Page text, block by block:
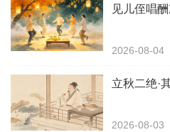
见儿侄唱
2026-08-04
立秋二绝·
2026-08-03